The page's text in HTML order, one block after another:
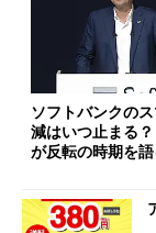
ソフトバンクの
減はいつ止まる
が反転の時期を